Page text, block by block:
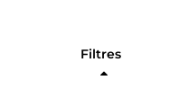
Filtres